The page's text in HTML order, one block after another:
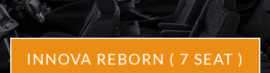
INNOVA REBORN ( 7 SEAT )